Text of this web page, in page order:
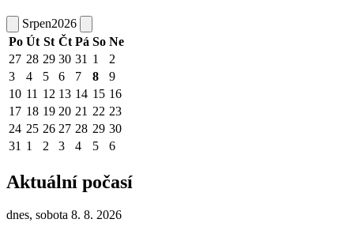
Srpen2026
Po Út St Čt Pá So Ne
27 28 29 30 31 1
2
3
4 5 6 7 8
9
10 11 12 13 14 15 16
17 18 19 20 21 22 23
24 25 26 27 28 29 30
31 1 2 3 4 5 6
Aktuální počasí
dnes, sobota 8. 8. 2026